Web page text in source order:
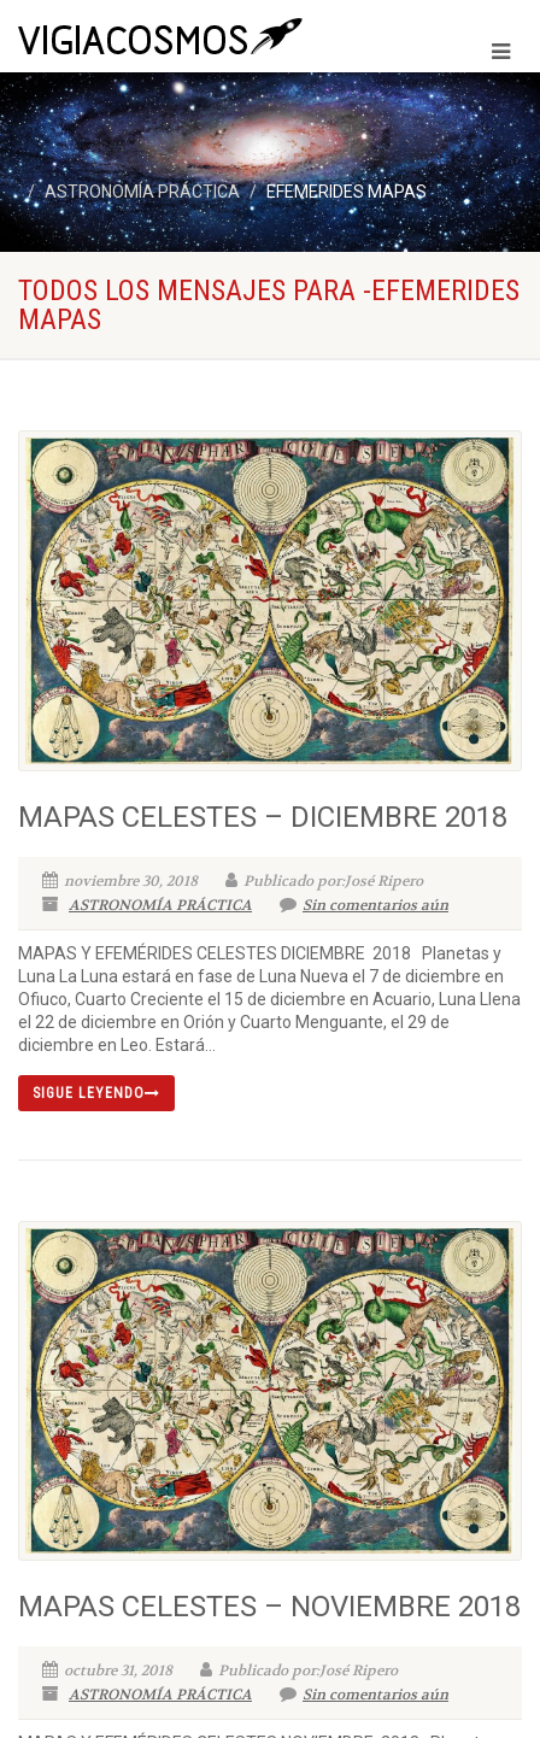
ASTRONOMÍA PRÁCTICA EFEMERIDES MAPAS
TODOS LOS MENSAJES PARA -EFEMERIDES
MAPAS
MAPAS CELESTES – DICIEMBRE 2018
noviembre 30, 2018
Publicado por:José Ripero
ASTRONOMÍA PRÁCTICA
Sin comentarios aún
MAPAS Y EFEMÉRIDES CELESTES DICIEMBRE 2018 Planetas y
Luna La Luna estará en fase de Luna Nueva el 7 de diciembre en
Ofiuco, Cuarto Creciente el 15 de diciembre en Acuario, Luna Llena
el 22 de diciembre en Orión y Cuarto Menguante, el 29 de
diciembre en Leo. Estará...
SIGUE LEYENDO
MAPAS CELESTES – NOVIEMBRE 2018
octubre 31, 2018
Publicado por:José Ripero
ASTRONOMÍA PRÁCTICA
Sin comentarios aún